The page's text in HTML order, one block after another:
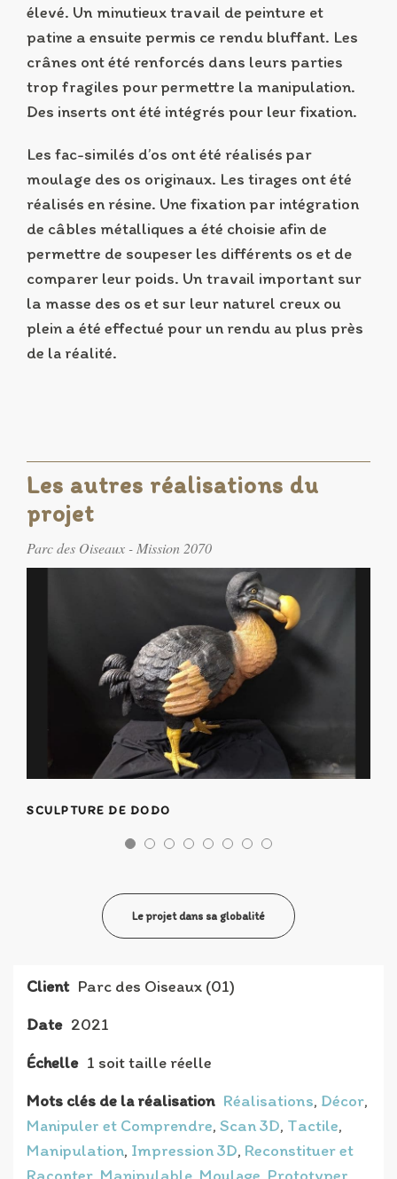
élevé. Un minutieux travail de peinture et
patine a ensuite permis ce rendu bluffant. Les
crânes ont été renforcés dans leurs parties
trop fragiles pour permettre la manipulation.
Des inserts ont été intégrés pour leur fixation.
Les fac-similés d’os ont été réalisés par
moulage des os originaux. Les tirages ont été
réalisés en résine. Une fixation par intégration
de câbles métalliques a été choisie afin de
permettre de soupeser les différents os et de
comparer leur poids. Un travail important sur
la masse des os et sur leur naturel creux ou
plein a été effectué pour un rendu au plus près
de la réalité.
Les autres réalisations du
projet
Parc des Oiseaux - Mission 2070
SCULPTURE DE DODO
Le projet dans sa globalité
Client Parc des Oiseaux (01)
Date 2021
Échelle 1 soit taille réelle
Mots clés de la réalisation Réalisations, Décor,
Manipuler et Comprendre, Scan 3D, Tactile,
Manipulation, Impression 3D, Reconstituer et
Raconter Manipulable Moulage Prototyper